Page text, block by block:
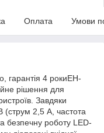
Оплата Умови
гарантія 4 рокиEH-
рішення для
Завдяки
(струм 2,5 A, частота
безпечну роботу LED-